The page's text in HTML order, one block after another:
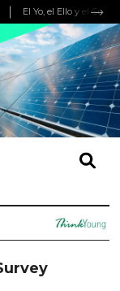
El Yo, el Ello y el